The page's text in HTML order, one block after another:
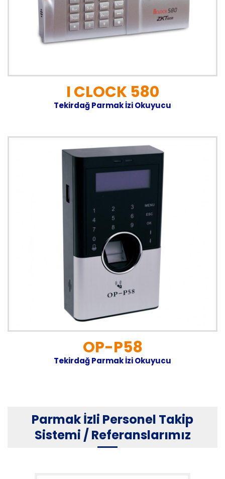
I CLOCK 580
Tekirdağ Parmak İzi Okuyucu
OP-P58
Tekirdağ Parmak İzi Okuyucu
Parmak İzli Personel Takip
Sistemi / Referanslarımız